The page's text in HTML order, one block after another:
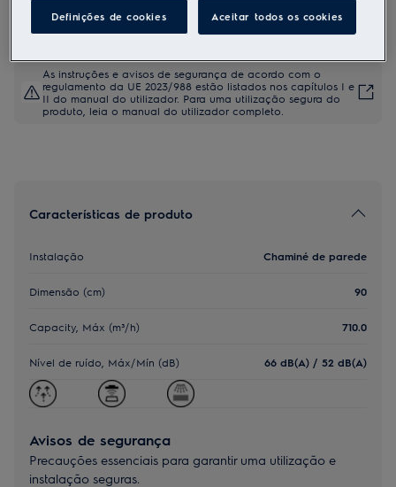
As instruções e avisos de segurança de acordo com o
regulamento da UE 2023/988 estão listados nos capítulos I e
II do manual do utilizador. Para uma utilização segura do
produto, leia o manual do utilizador completo.
Características de produto
Instalação Chaminé de parede
Dimensão (cm) 90
Capacity, Máx (m³/h) 710.0
Nível de ruído, Máx/Mín (dB) 66 dB(A) / 52 dB(A)
Avisos de segurança
Precauções essenciais para garantir uma utilização e
instalação seguras.
Definições de cookies Aceitar todos os cookies